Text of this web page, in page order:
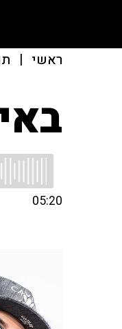
ראשי |
05:20